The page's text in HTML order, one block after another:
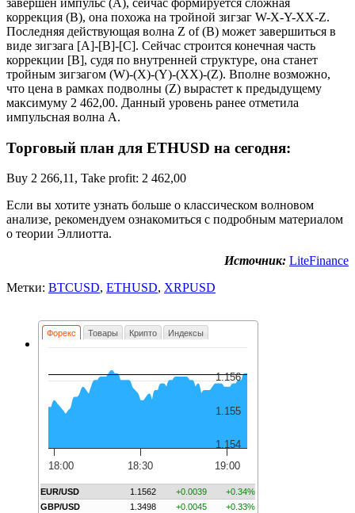
завершен импульс (A), сейчас формируется сложная
коррекция (B), она похожа на тройной зигзаг W-X-Y-XX-Z.
Последняя действующая волна Z of (B) может завершиться в
виде зигзага [A]-[B]-[C]. Сейчас строится конечная часть
коррекции [B], судя по внутренней структуре, она станет
тройным зигзагом (W)-(X)-(Y)-(XX)-(Z). Вполне возможно,
что цена в рамках подволны (Z) вырастет к предыдущему
максимуму 2 462,00. Данный уровень ранее отметила
импульсная волна A.
Торговый план для ETHUSD на сегодня:
Buy 2 266,11, Take profit: 2 462,00
Если вы хотите узнать больше о классическом волновом
анализе, рекомендуем ознакомиться с подробным материалом
о теории Эллиотта.
Источник: LiteFinance
Метки: BTCUSD, ETHUSD, XRPUSD
Форекс Товары Крипто Индексы
18:00 18:30 19:00
1.154
1.155
1.156
EUR/USD 1.1562 +0.0039
+0.34%
GBP/USD
1.3498 +0.0045
+0.33%